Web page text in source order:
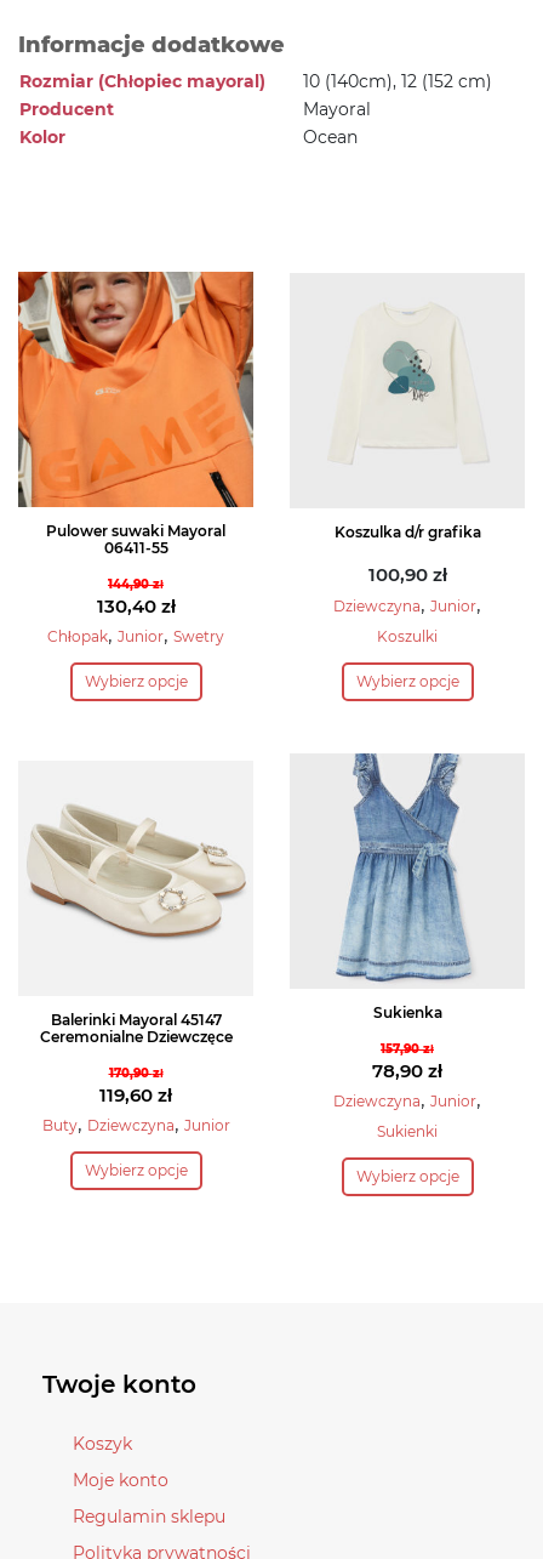
Informacje dodatkowe
Rozmiar (Chłopiec mayoral)
10 (140cm), 12 (152 cm)
Producent
Mayoral
Kolor
Ocean
Pulower suwaki Mayoral
06411-55
144,90zł
Pierwotna
cena
wynosiła:
144,90 zł.
130,40 zł
Aktualna
cena
wynosi:
Chłopak, Junior, Swetry
Wybierz opcje
Ten
produkt
Opcje
można
wybrać
na
stronie
Koszulka d/r grafika
100,90 zł
Dziewczyna, Junior,
Koszulki
Wybierz opcje
Ten
produkt
wiele
wariantów.
Opcje
można
wybrać
na
stronie
produktu
Balerinki Mayoral 45147
Ceremonialne Dziewczęce
170,90zł
Pierwotna
cena
wynosiła:
170,90 zł.
119,60 zł
Aktualna
cena
wynosi:
Buty, Dziewczyna, Junior
Wybierz opcje
Ten
produkt
na
Sukienka
157,90zł
Pierwotna
cena
wynosiła:
78,90 zł
Aktualna
cena
78,90 zł.
Dziewczyna, Junior,
Sukienki
Wybierz opcje
Ten
produkt
Twoje konto
Koszyk
Moje konto
Regulamin sklepu
Polityka prywatności